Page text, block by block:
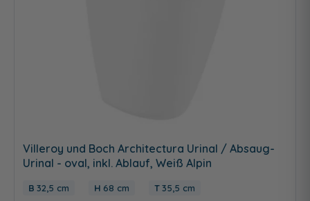
Villeroy und Boch Architectura Urinal / Absaug-
Urinal - oval, inkl. Ablauf, Weiß Alpin
32,5 cm 68 cm 35,5 cm